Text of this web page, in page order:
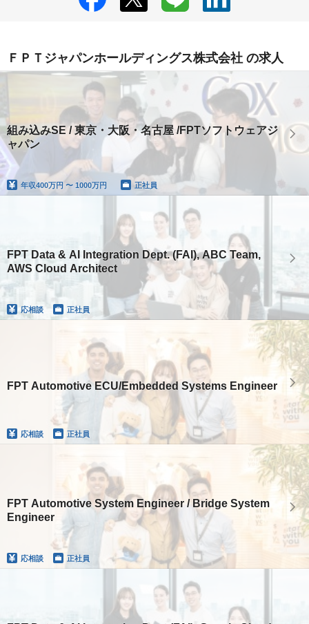
ＦＰＴジャパンホールディングス株式会社 の求人
組み込みSE / 東京・大阪・名古屋 /FPTソフトウェアジ
ャパン
年収400万円 〜 1000万円 正社員
FPT Data & AI Integration Dept. (FAI), ABC Team,
AWS Cloud Architect
応相談 正社員
FPT Automotive ECU/Embedded Systems Engineer
応相談 正社員
FPT Automotive System Engineer / Bridge System
Engineer
応相談 正社員